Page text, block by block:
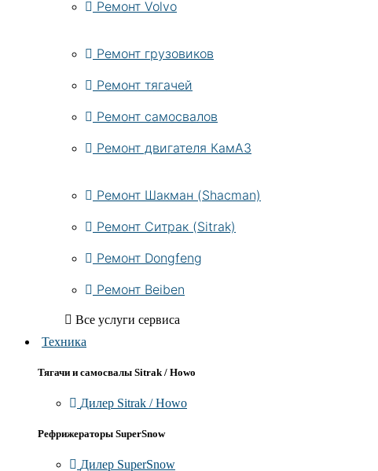
Ремонт Volvo
Ремонт грузовиков
Ремонт тягачей
Ремонт самосвалов
Ремонт двигателя КамАЗ
Ремонт Шакман (Shacman)
Ремонт Ситрак (Sitrak)
Ремонт Dongfeng
Ремонт Beiben
Все услуги сервиса
Техника
Тягачи и самосвалы Sitrak / Howo
Дилер Sitrak / Howo
Рефрижераторы SuperSnow
Дилер SuperSnow